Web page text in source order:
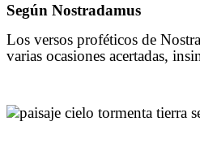
Según Nostradamus
Los versos proféticos de
varias ocasiones acertadas,